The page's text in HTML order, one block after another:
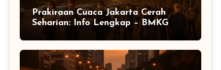
Prakiraan Cuaca Jakarta Cerah
Seharian: Info Lengkap – BMKG